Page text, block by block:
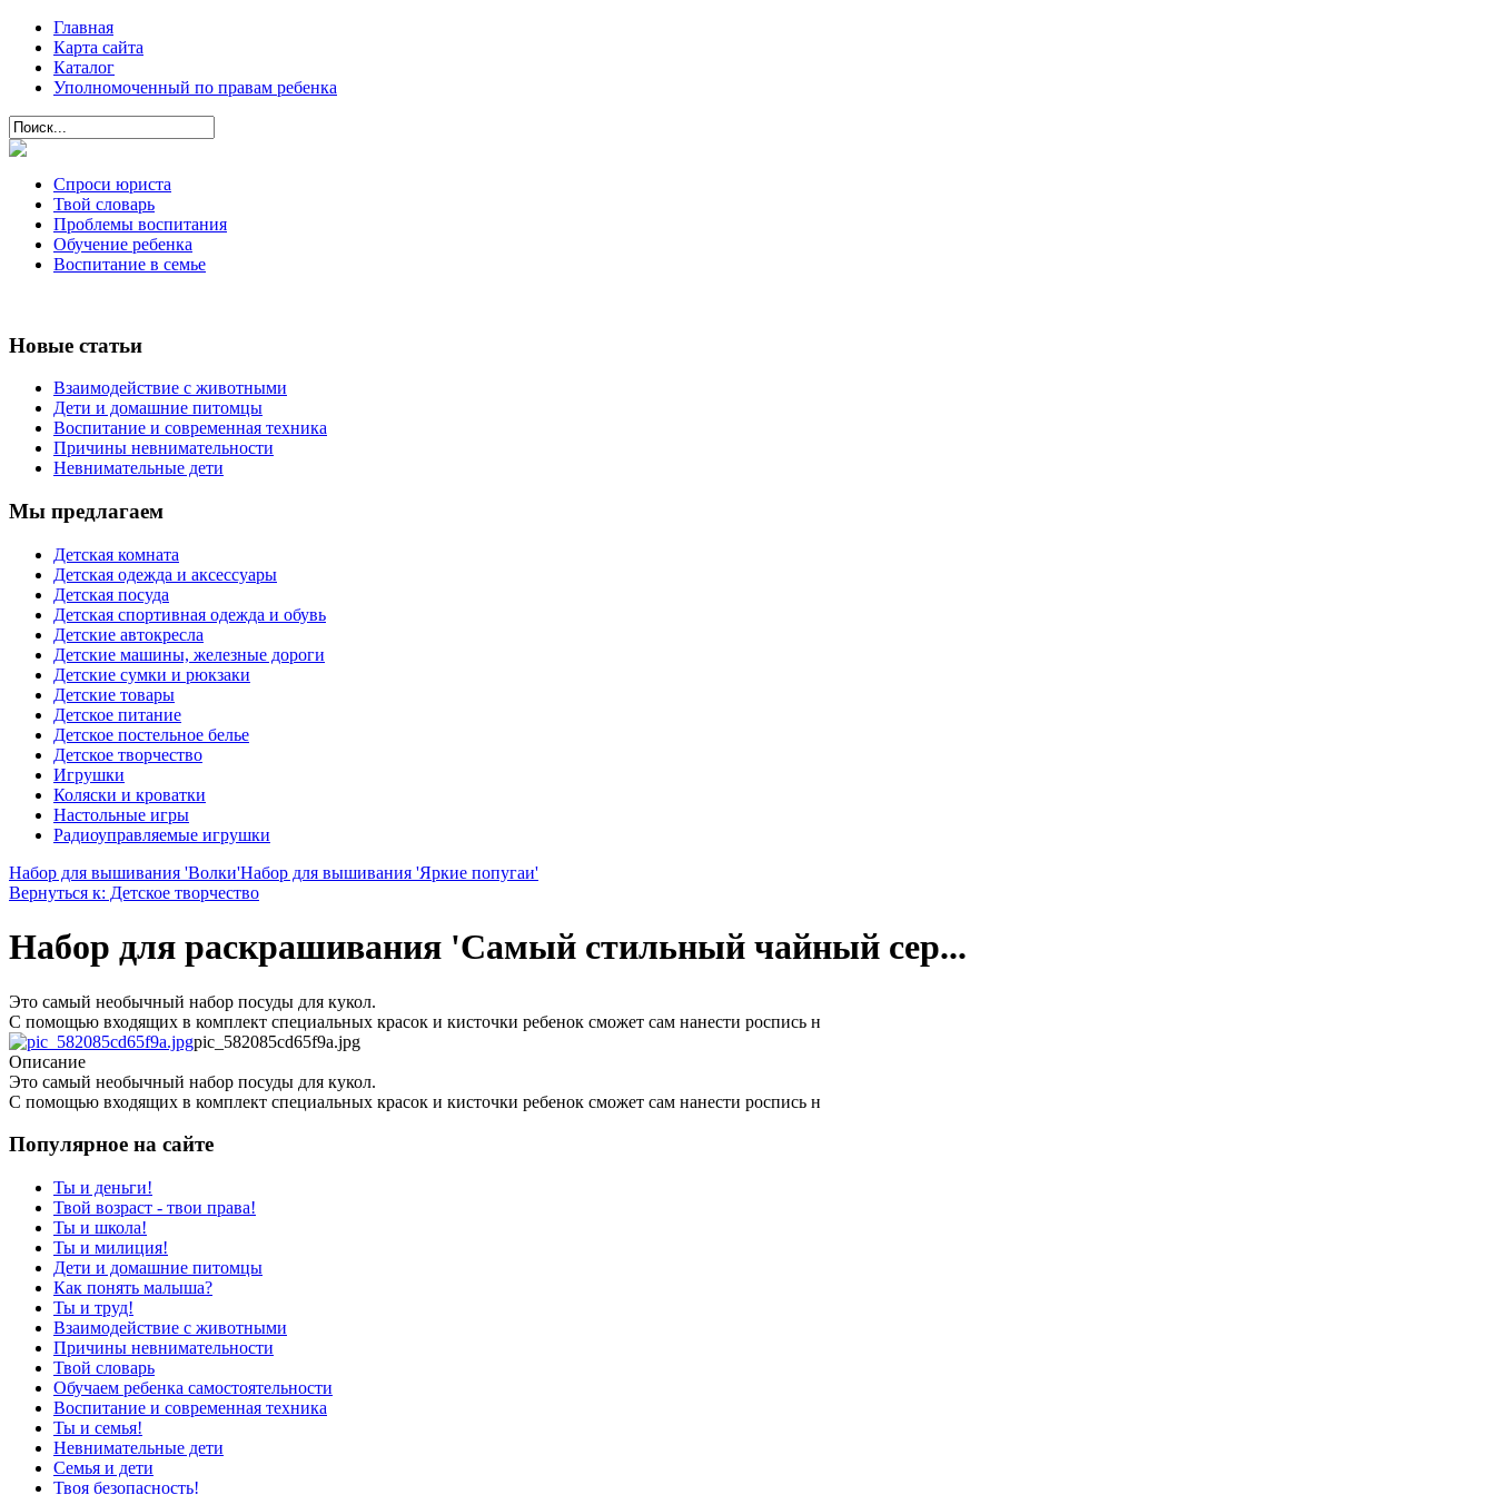
Главная
Карта сайта
Каталог
Уполномоченный по правам ребенка
Спроси юриста
Твой словарь
Проблемы воспитания
Обучение ребенка
Воспитание в семье
Новые статьи
Взаимодействие с животными
Дети и домашние питомцы
Воспитание и современная техника
Причины невнимательности
Невнимательные дети
Мы предлагаем
Детская комната
Детская одежда и аксессуары
Детская посуда
Детская спортивная одежда и обувь
Детские автокресла
Детские машины, железные дороги
Детские сумки и рюкзаки
Детские товары
Детское питание
Детское постельное белье
Детское творчество
Игрушки
Коляски и кроватки
Настольные игры
Радиоуправляемые игрушки
Набор для вышивания 'Волки'Набор для вышивания 'Яркие попугаи'
Вернуться к: Детское творчество
Набор для раскрашивания 'Самый стильный чайный сер...
Это самый необычный набор посуды для кукол.
С помощью входящих в комплект специальных красок и кисточки ребенок сможет сам нанести роспись н
pic_582085cd65f9a.jpg
Описание
Это самый необычный набор посуды для кукол.
С помощью входящих в комплект специальных красок и кисточки ребенок сможет сам нанести роспись н
Популярное на сайте
Ты и деньги!
Твой возраст - твои права!
Ты и школа!
Ты и милиция!
Дети и домашние питомцы
Как понять малыша?
Ты и труд!
Взаимодействие с животными
Причины невнимательности
Твой словарь
Обучаем ребенка самостоятельности
Воспитание и современная техника
Ты и семья!
Невнимательные дети
Семья и дети
Твоя безопасность!